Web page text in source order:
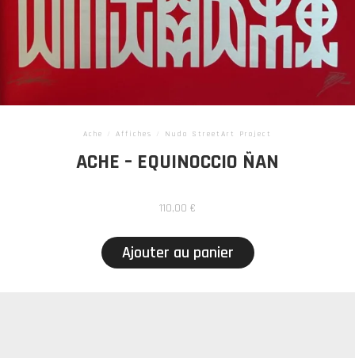
Ache Affiches Nudo StreetArt Project
ACHE – EQUINOCCIO ÑAN
110,00 €
Ajouter au panier